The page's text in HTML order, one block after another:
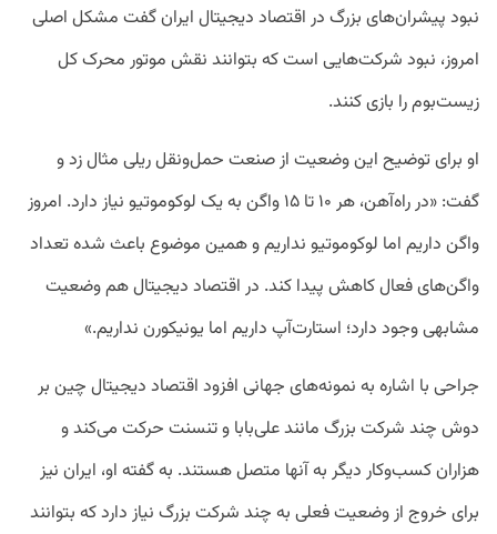
نبود پیشران‌های بزرگ در اقتصاد دیجیتال ایران گفت مشکل اصلی
امروز، نبود شرکت‌هایی است که بتوانند نقش موتور محرک کل
زیست‌بوم را بازی کنند.
او برای توضیح این وضعیت از صنعت حمل‌ونقل ریلی مثال زد و
گفت: «در راه‌آهن، هر ۱۰ تا ۱۵ واگن به یک لوکوموتیو نیاز دارد. امروز
واگن داریم اما لوکوموتیو نداریم و همین موضوع باعث شده تعداد
واگن‌های فعال کاهش پیدا کند. در اقتصاد دیجیتال هم وضعیت
مشابهی وجود دارد؛ استارت‌آپ داریم اما یونیکورن نداریم.»
جراحی با اشاره به نمونه‌های جهانی افزود اقتصاد دیجیتال چین بر
دوش چند شرکت بزرگ مانند علی‌بابا و تنسنت حرکت می‌کند و
هزاران کسب‌وکار دیگر به آنها متصل هستند. به گفته او، ایران نیز
برای خروج از وضعیت فعلی به چند شرکت بزرگ نیاز دارد که بتوانند